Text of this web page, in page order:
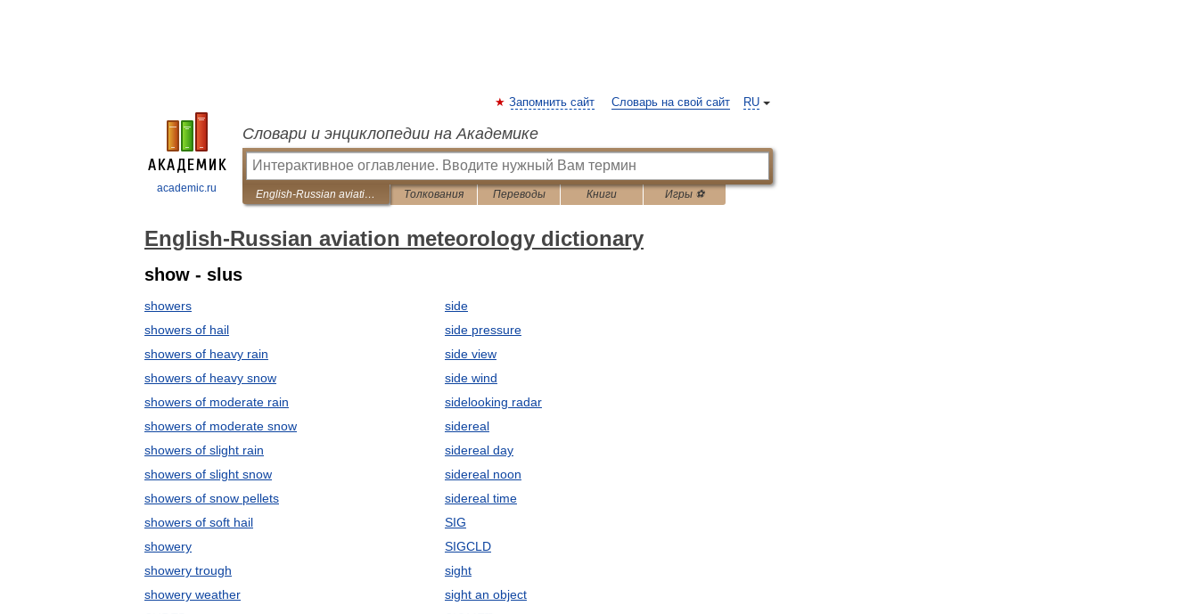
academic.ru
RU
Запомнить сайт Словарь на свой сайт
Словари и энциклопедии на Академике
English-Russian aviation meteorology dictionary Толкования Переводы Книги Игры ⚽
English-Russian aviation meteorology dictionary
show - slus
showers
showers of hail
showers of heavy rain
showers of heavy snow
showers of moderate rain
showers of moderate snow
showers of slight rain
showers of slight snow
showers of snow pellets
showers of soft hail
showery
showery trough
showery weather
side
side pressure
side view
side wind
sidelooking radar
sidereal
sidereal day
sidereal noon
sidereal time
SIG
SIGCLD
sight
sight an object